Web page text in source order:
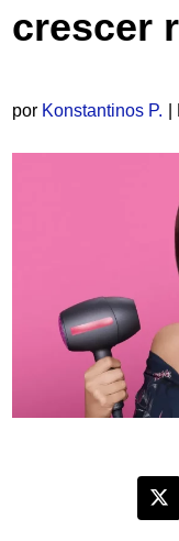
crescer
por Konstantinos P.